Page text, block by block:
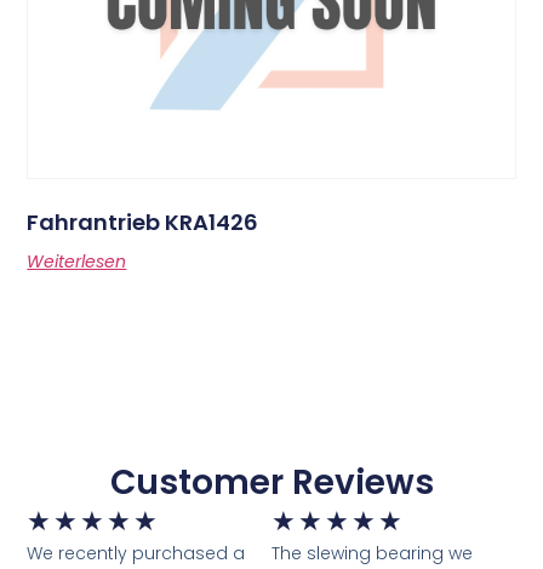
Fahrantrieb KRA1426
Weiterlesen
Customer Reviews
★ ★ ★ ★ ★
We recently purchased a
★ ★ ★ ★ ★
The slewing bearing we